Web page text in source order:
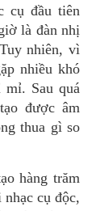
cụ đầu tiên
là đàn nhị
nhiên, vì
nhiều khó
Sau quá
được âm
thua gì so
hàng trăm
cụ độc,